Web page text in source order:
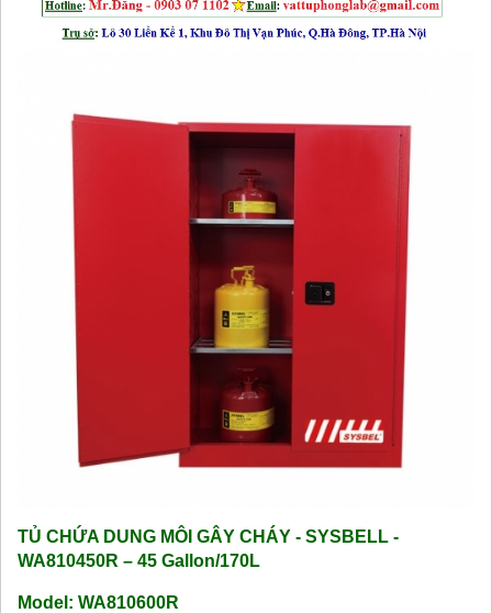
TỦ CHỨA DUNG MÔI GÂY CHÁY - SYSBELL -
WA810450R – 45 Gallon/170L
Model: WA810600R